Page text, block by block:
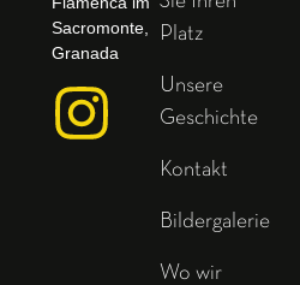
Sacromonte,
Granada
Platz
Unsere
Geschichte
Kontakt
Bildergalerie
Wo wir